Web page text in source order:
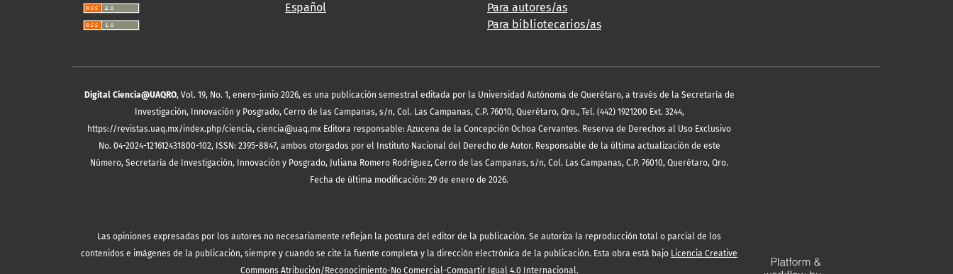
Español
Para autores/as
Para bibliotecarios/as
Digital Ciencia@UAQRO, Vol. 19, No. 1, enero-junio 2026, es una publicación semestral editada por la Universidad Autónoma de Querétaro, a través de la Secretaría de
Investigación, Innovación y Posgrado, Cerro de las Campanas, s/n, Col. Las Campanas, C.P. 76010, Querétaro, Qro., Tel. (442) 1921200 Ext. 3244,
https://revistas.uaq.mx/index.php/ciencia, ciencia@uaq.mx Editora responsable: Azucena de la Concepción Ochoa Cervantes. Reserva de Derechos al Uso Exclusivo
No. 04-2024-121612431800-102, ISSN: 2395-8847, ambos otorgados por el Instituto Nacional del Derecho de Autor. Responsable de la última actualización de este
Número, Secretaría de Investigación, Innovación y Posgrado, Juliana Romero Rodríguez, Cerro de las Campanas, s/n, Col. Las Campanas, C.P. 76010, Querétaro, Qro.
Fecha de última modificación: 29 de enero de 2026.
Las opiniones expresadas por los autores no necesariamente reflejan la postura del editor de la publicación. Se autoriza la reproducción total o parcial de los
contenidos e imágenes de la publicación, siempre y cuando se cite la fuente completa y la dirección electrónica de la publicación. Esta obra está bajo Licencia Creative
Commons Atribución/Reconocimiento-No Comercial-Compartir Igual 4.0 Internacional.